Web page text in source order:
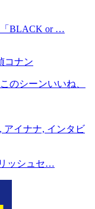
「BLACK or …
コナン
のシーンいいね、
アイナナ, インタビ
ッシュセ…